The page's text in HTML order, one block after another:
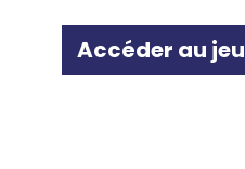
Accéder au jeu